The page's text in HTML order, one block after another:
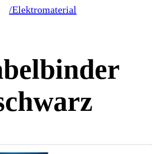
/Elektromaterial